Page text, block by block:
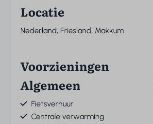
Locatie
Nederland, Friesland, Makkum
Voorzieningen
Algemeen
Fietsverhuur
Centrale verwarming